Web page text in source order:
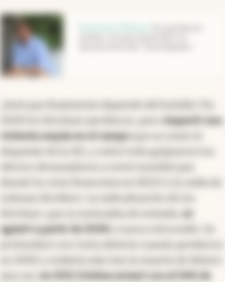
abre en nueva pestaña
impactó una
violenta sequía en el campo
se
agravó a partir de 2008
en 2011 Cristina arrasó con el 54% de